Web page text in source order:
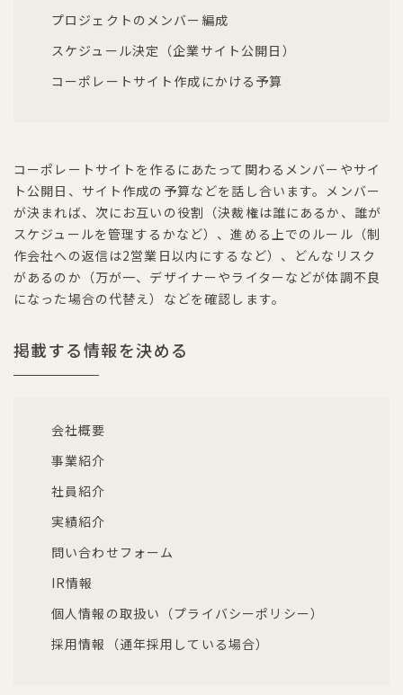
プロジェクトのメンバー編成
スケジュール決定（企業サイト公開日）
コーポレートサイト作成にかける予算
コーポレートサイトを作るにあたって関わるメンバーやサイ
ト公開日、サイト作成の予算などを話し合います。メンバー
が決まれば、次にお互いの役割（決裁権は誰にあるか、誰が
スケジュールを管理するかなど）、進める上でのルール（制
作会社への返信は2営業日以内にするなど）、どんなリスク
があるのか（万が一、デザイナーやライターなどが体調不良
になった場合の代替え）などを確認します。
掲載する情報を決める
会社概要
事業紹介
社員紹介
実績紹介
問い合わせフォーム
IR情報
個人情報の取扱い（プライバシーポリシー）
採用情報（通年採用している場合）